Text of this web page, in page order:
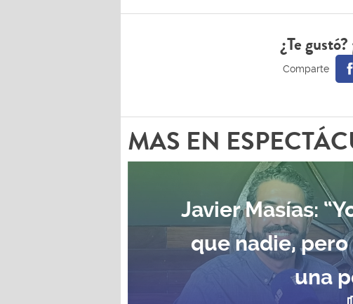
¿Te
MAS EN
Javier Masías:
que nadie,
una